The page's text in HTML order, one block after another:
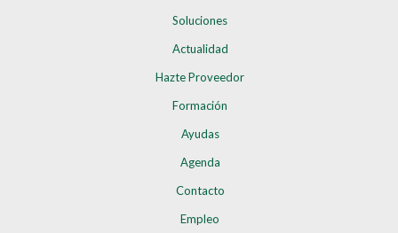
Soluciones
Actualidad
Hazte Proveedor
Formación
Ayudas
Agenda
Contacto
Empleo